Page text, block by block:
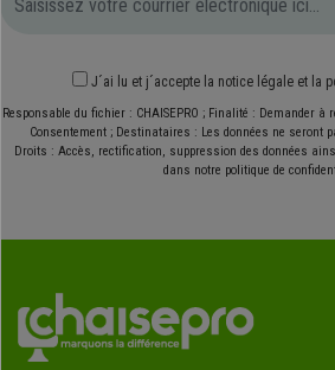
J´ai lu et j´accepte la notice légale et la
Responsable du fichier : CHAISEPRO ; Finalité : Demander
Consentement ; Destinataires : Les données ne seront
Droits : Accès, rectification, suppression des données
dans notre politique de